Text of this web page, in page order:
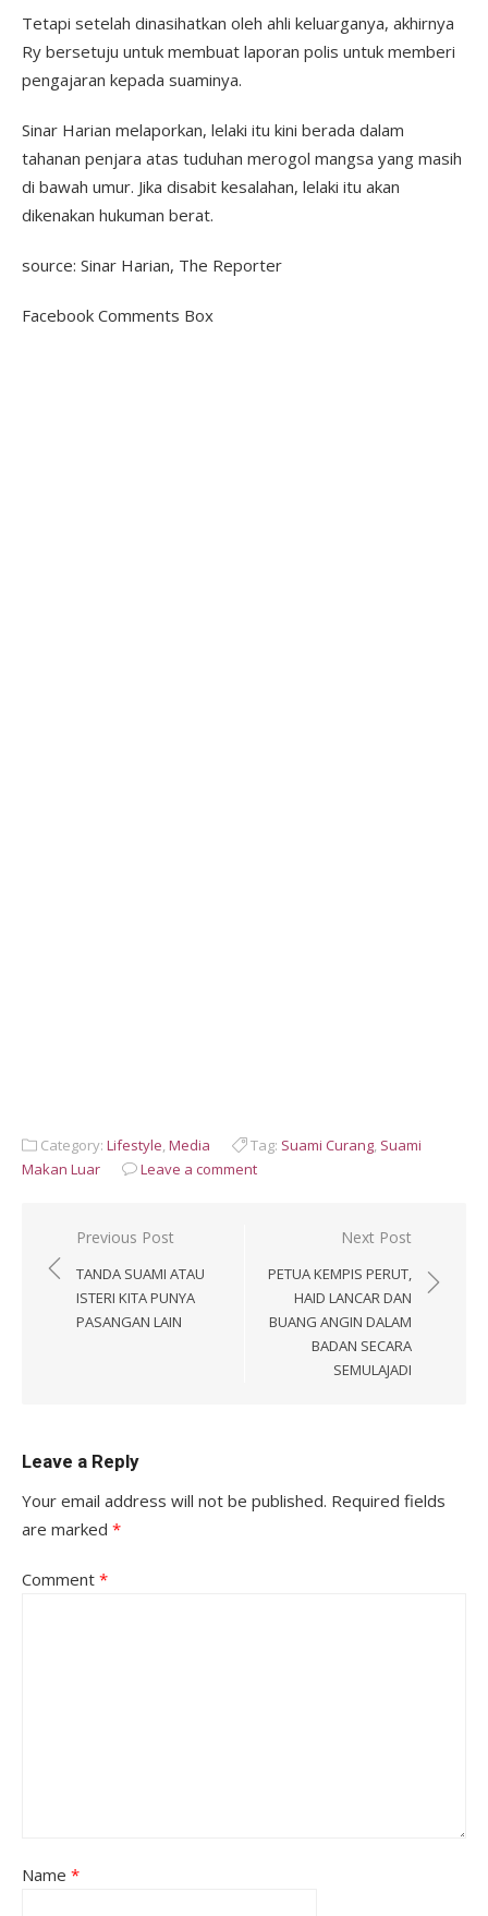
Tetapi setelah dinasihatkan oleh ahli keluarganya, akhirnya
Ry bersetuju untuk membuat laporan polis untuk memberi
pengajaran kepada suaminya.
Sinar Harian melaporkan, lelaki itu kini berada dalam
tahanan penjara atas tuduhan merogol mangsa yang masih
di bawah umur. Jika disabit kesalahan, lelaki itu akan
dikenakan hukuman berat.
source: Sinar Harian, The Reporter
Facebook Comments Box
Category: Lifestyle,Media Tag: Suami Curang, Suami
Makan Luar
Leave a comment
Post
navigation
Previous Post
TANDA SUAMI ATAU
ISTERI KITA PUNYA
PASANGAN LAIN
Next Post
PETUA KEMPIS PERUT,
HAID LANCAR DAN
BUANG ANGIN DALAM
BADAN SECARA
SEMULAJADI
Leave a Reply
Your email address will not be published. Required fields
are marked *
Comment *
Name *